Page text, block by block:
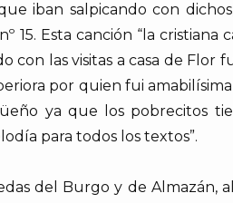
iban salpicando con
Esta canción “la cristiana
las visitas a casa de Flor
por quien fui
ya que los pobrecitos
para todos los textos”.
del Burgo y de Almazán,